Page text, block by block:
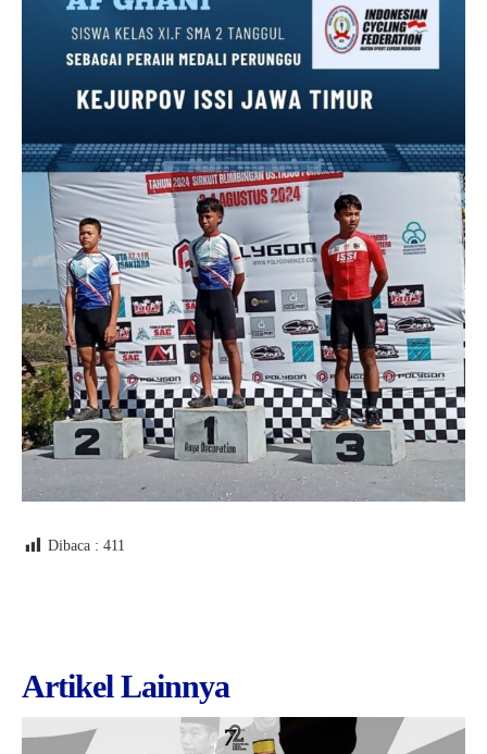
Dibaca : 411
Artikel Lainnya